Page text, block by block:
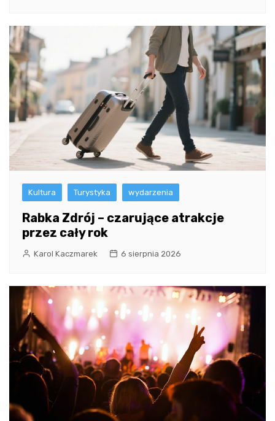
Kultura Turystyka wydarzenia
Rabka Zdrój – czarujące atrakcje
przez cały rok
Karol Kaczmarek 6 sierpnia 2026